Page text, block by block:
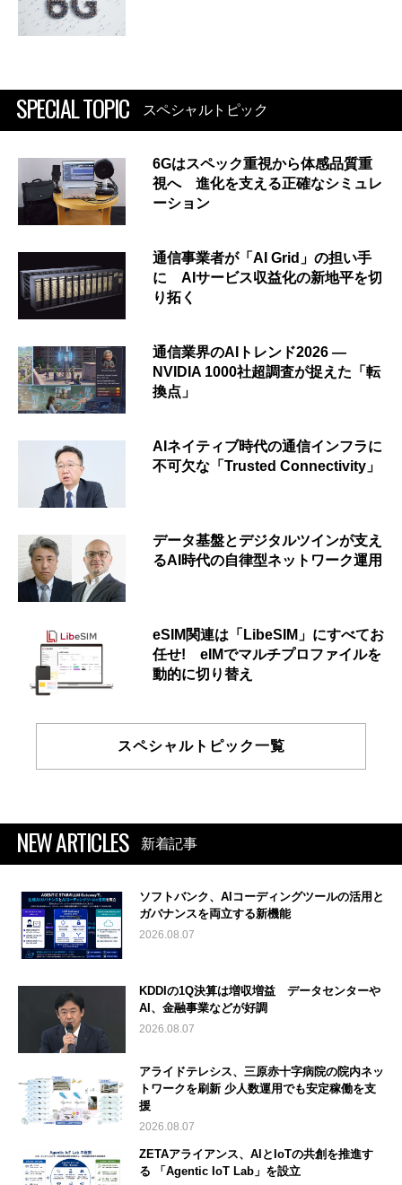
SPECIAL TOPIC スペシャルトピック
6Gはスペック重視から体感品質重
視へ 進化を支える正確なシミュレ
ーション
通信事業者が「AI Grid」の担い手
に AIサービス収益化の新地平を切
り拓く
通信業界のAIトレンド2026 ―
NVIDIA 1000社超調査が捉えた「転
換点」
AIネイティブ時代の通信インフラに
不可欠な「Trusted Connectivity」
データ基盤とデジタルツインが支え
るAI時代の自律型ネットワーク運用
eSIM関連は「LibeSIM」にすべてお
任せ! eIMでマルチプロファイルを
動的に切り替え
スペシャルトピック一覧
NEW ARTICLES 新着記事
ソフトバンク、AIコーディングツールの活用と
ガバナンスを両立する新機能
2026.08.07
KDDIの1Q決算は増収増益 データセンターや
AI、金融事業などが好調
2026.08.07
アライドテレシス、三原赤十字病院の院内ネッ
トワークを刷新 少人数運用でも安定稼働を支
援
2026.08.07
ZETAアライアンス、AIとIoTの共創を推進す
る 「Agentic IoT Lab」を設立